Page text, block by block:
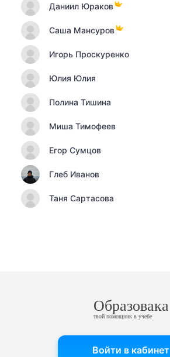
Даниил Юраков
Саша Мансуров
Игорь Проскуренко
Юлия Юлия
Полина Тишина
Миша Тимофеев
Егор Сумцов
Глеб Иванов
Таня Сартасова
Образовака
твой помощник в учебе
Войти в кабинет